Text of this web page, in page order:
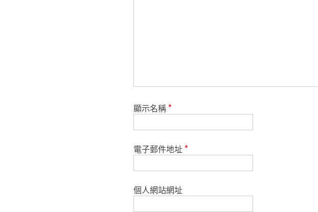
顯示名稱*
電子郵件地址*
個人網站網址